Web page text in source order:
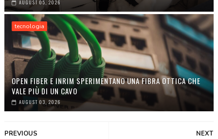
AUGUST 05, 2026
tecnologia
OPEN FIBER E INRIM SPERIMENTANO UNA FIBRA OTTICA CHE
VALE PIÙ DI UN CAVO
AUGUST 03, 2026
NEXT
PREVIOUS